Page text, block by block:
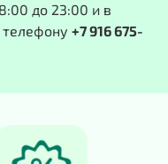
до 23:00 и в
+7 916 675-